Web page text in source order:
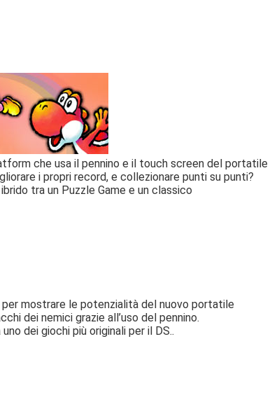
che usa il pennino e il touch screen del portatile
i propri record, e collezionare punti su punti?
ibrido tra un Puzzle Game e un classico
mostrare le potenzialità del nuovo portatile
dei nemici grazie all’uso del pennino.
dei giochi più originali per il DS..